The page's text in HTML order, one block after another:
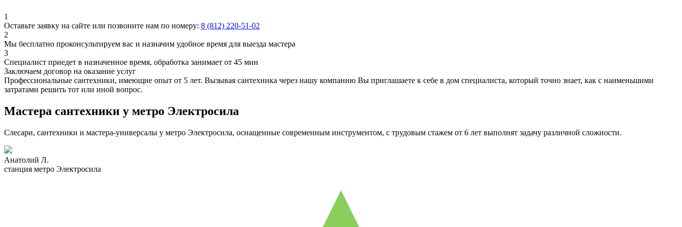
1
Оставьте заявку на сайте или позвоните нам по номеру: 8 (812) 220-51-02
2
Мы бесплатно проконсультируем вас и назначим удобное время для выезда мастера
3
Специалист приедет в назначенное время, обработка занимает от 45 мин
Заключаем договор на оказание услуг
Профессиональные сантехники, имеющие опыт от 5 лет. Вызывая сантехника через нашу компанию Вы приглашаете к себе в дом специалиста, который точно знает, как с наименьшими
затратами решить тот или иной вопрос.
Мастера сантехники у метро Электросила
Слесари, сантехники и мастера-универсалы у метро Электросила, оснащенные современным инструментом, с трудовым стажем от 6 лет выполнят задачу различной сложности.
Анатолий Л.
станция метро Электросила